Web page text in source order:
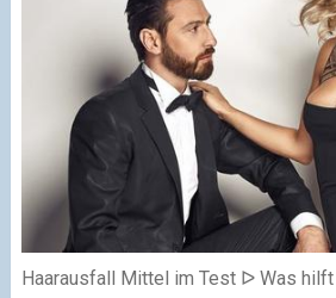
Haarausfall Mittel im Test ᐅ Was hilft